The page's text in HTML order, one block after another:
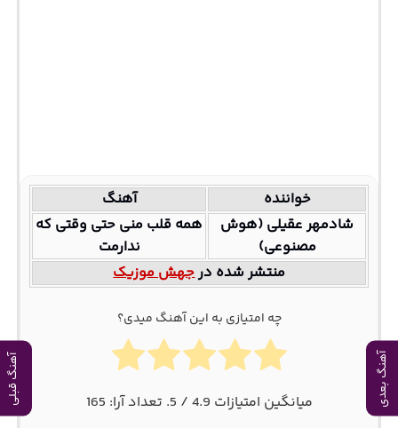
آهنگ بعدی آهنگ قبلی
خواننده
آهنگ
شادمهر عقیلی (هوش
مصنوعی)
همه قلب منی حتی وقتی که
ندارمت
منتشر شده درجهش موزیک
چه امتیازی به این آهنگ میدی؟
میانگین امتیازات 4.9 / 5. تعداد آرا: 165